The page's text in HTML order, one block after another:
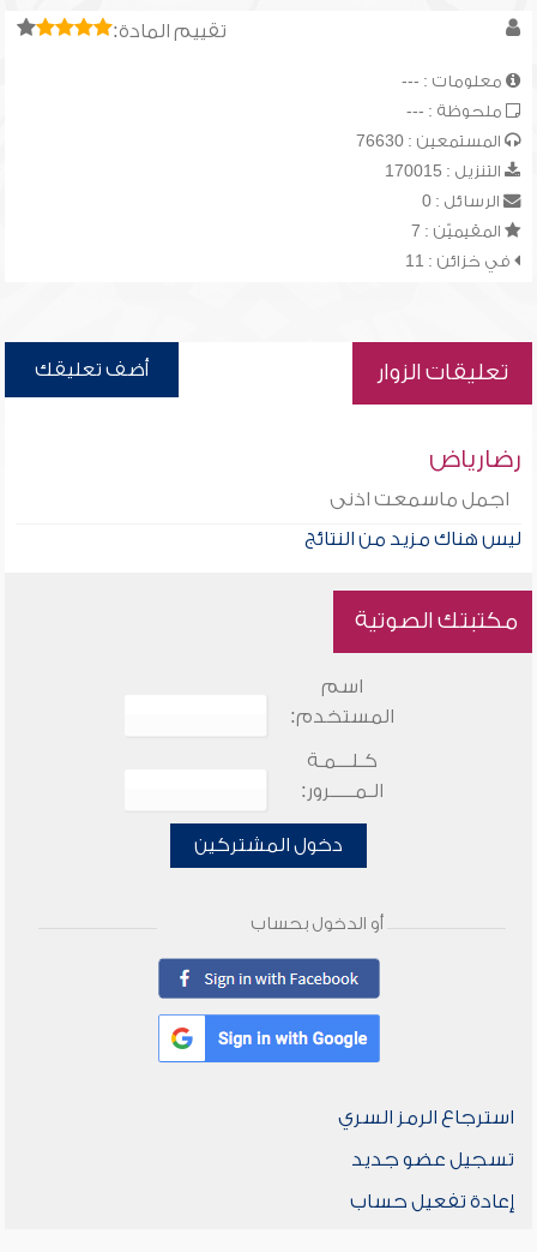
تقييم المادة:
معلومات : ---
ملحوظة : ---
المستمعين : 76630
التنزيل : 170015
الرسائل : 0
المقيميّن : 7
في خزائن : 11
تعليقات الزوار أضف تعليقك
رضارياض
اجمل ماسمعت اذنى
ليس هناك مزيد من النتائج
مكتبتك الصوتية
اسم
المستخدم:
كـلـــمـة
الـمـــــرور:
دخول المشتركين
أو الدخول بحساب
استرجاع الرمز السري
تسجيل عضو جديد
إعادة تفعيل حساب